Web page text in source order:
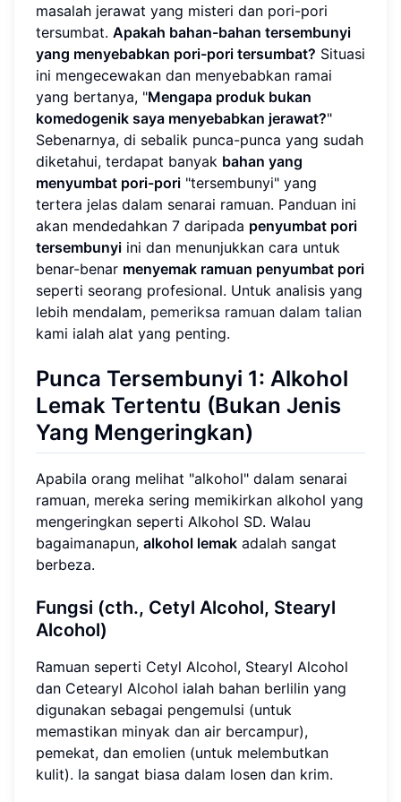
masalah jerawat yang misteri dan pori-pori
tersumbat. Apakah bahan-bahan tersembunyi
yang menyebabkan pori-pori tersumbat? Situasi
ini mengecewakan dan menyebabkan ramai
yang bertanya, "Mengapa produk bukan
komedogenik saya menyebabkan jerawat?"
Sebenarnya, di sebalik punca-punca yang sudah
diketahui, terdapat banyak bahan yang
menyumbat pori-pori "tersembunyi" yang
tertera jelas dalam senarai ramuan. Panduan ini
akan mendedahkan 7 daripada penyumbat pori
tersembunyi ini dan menunjukkan cara untuk
benar-benar menyemak ramuan penyumbat pori
seperti seorang profesional. Untuk analisis yang
lebih mendalam, pemeriksa ramuan dalam talian
kami ialah alat yang penting.
Punca Tersembunyi 1: Alkohol
Lemak Tertentu (Bukan Jenis
Yang Mengeringkan)
Apabila orang melihat "alkohol" dalam senarai
ramuan, mereka sering memikirkan alkohol yang
mengeringkan seperti Alkohol SD. Walau
bagaimanapun, alkohol lemak adalah sangat
berbeza.
Fungsi (cth., Cetyl Alcohol, Stearyl
Alcohol)
Ramuan seperti Cetyl Alcohol, Stearyl Alcohol
dan Cetearyl Alcohol ialah bahan berlilin yang
digunakan sebagai pengemulsi (untuk
memastikan minyak dan air bercampur),
pemekat, dan emolien (untuk melembutkan
kulit). Ia sangat biasa dalam losen dan krim.